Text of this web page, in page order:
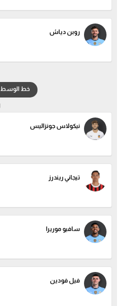
كرة السلة الأمريكية
كرة سلة
في المونديال
رياضة نسائية
أمريكا
أقسام خاصة
ميركاتو
تحقيق في الجول
روبن دياش
خط الوسط
نيكولاس جونزاليس
تيجاني ريندرز
سافيو موريرا
فيل فودين